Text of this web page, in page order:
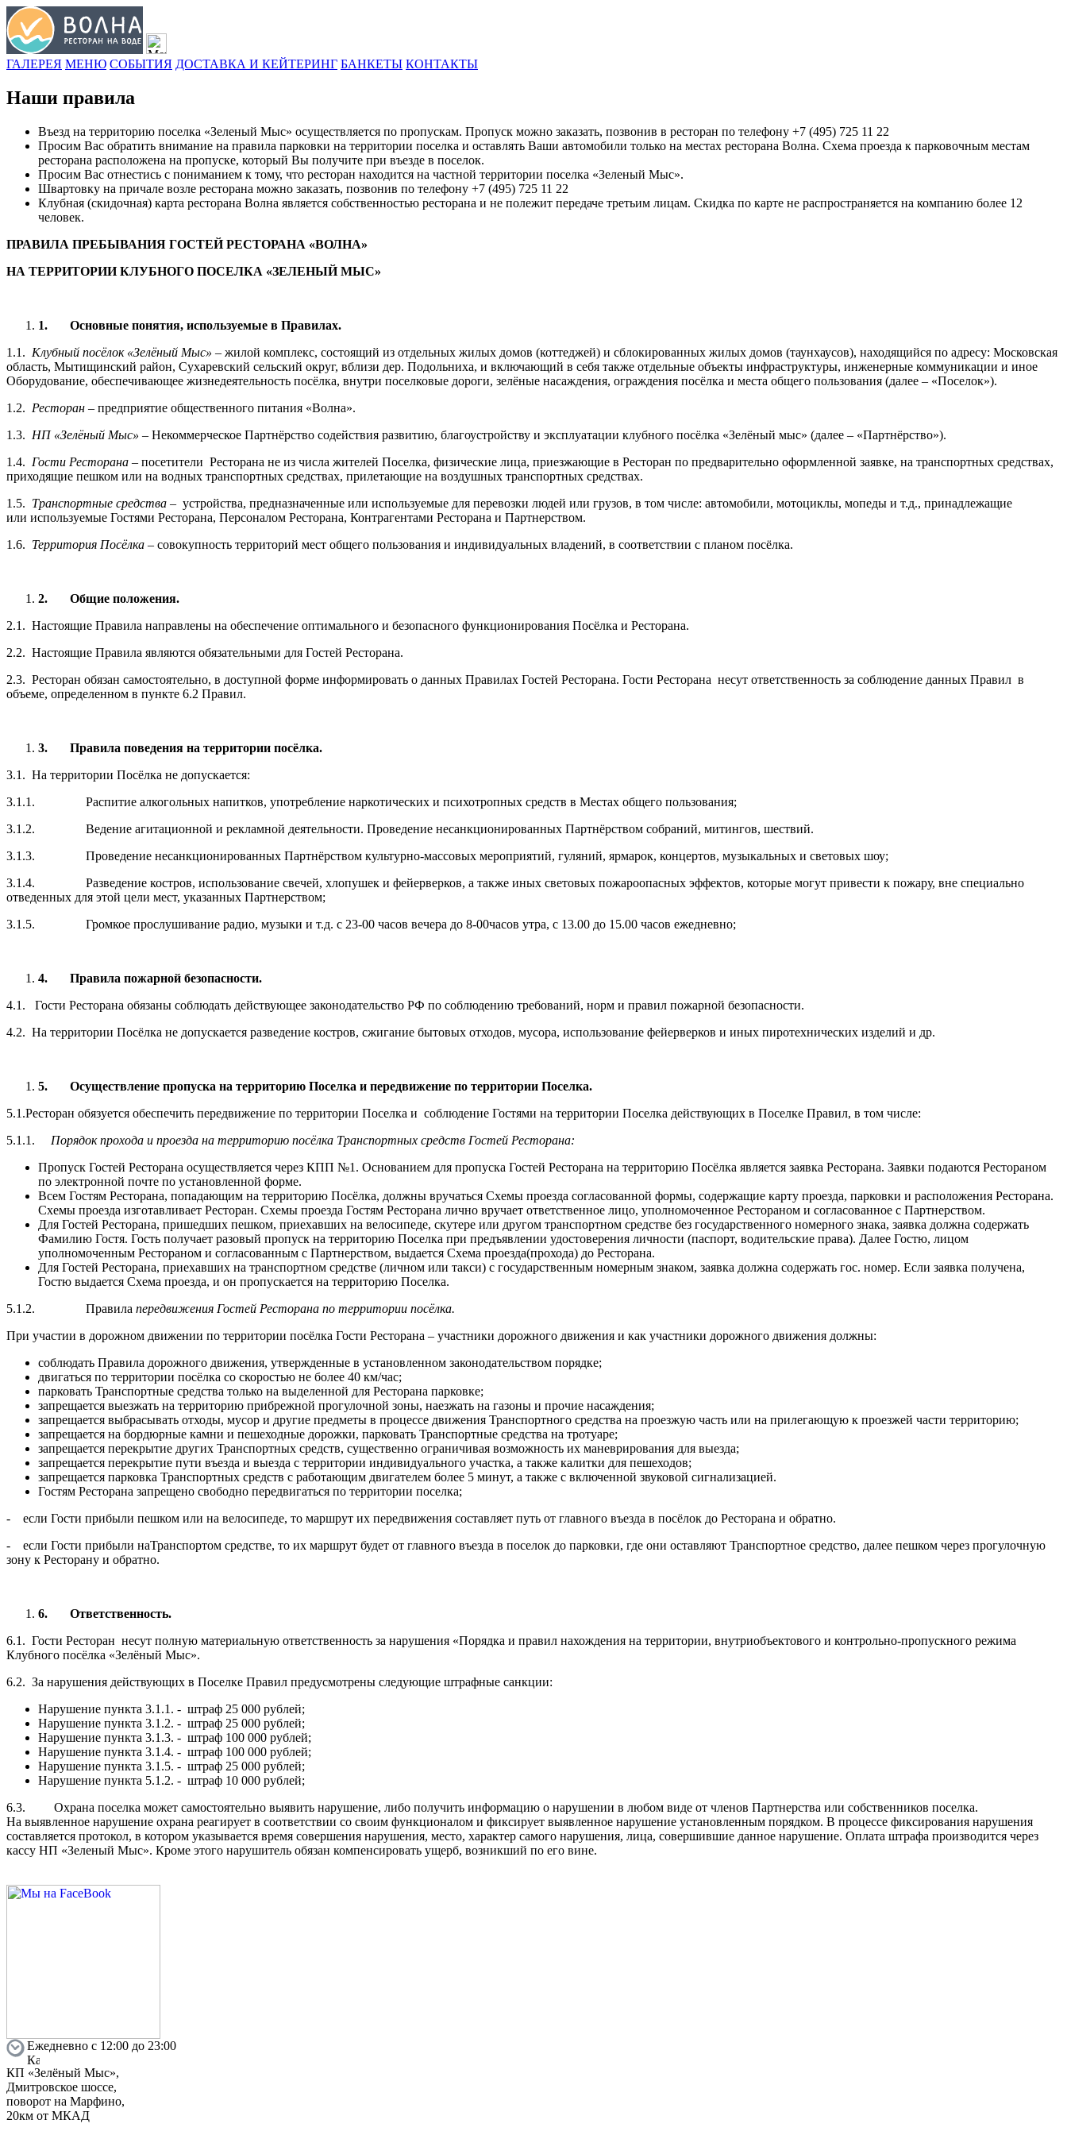
ГАЛЕРЕЯ МЕНЮ СОБЫТИЯ ДОСТАВКА И КЕЙТЕРИНГ БАНКЕТЫ КОНТАКТЫ
Наши правила
Въезд на территорию поселка «Зеленый Мыс» осуществляется по пропускам. Пропуск можно заказать, позвонив в ресторан по телефону +7 (495) 725 11 22
Просим Вас обратить внимание на правила парковки на территории поселка и оставлять Ваши автомобили только на местах ресторана Волна. Схема проезда к парковочным местам
ресторана расположена на пропуске, который Вы получите при въезде в поселок.
Просим Вас отнестись с пониманием к тому, что ресторан находится на частной территории поселка «Зеленый Мыс».
Швартовку на причале возле ресторана можно заказать, позвонив по телефону +7 (495) 725 11 22
Клубная (скидочная) карта ресторана Волна является собственностью ресторана и не полежит передаче третьим лицам. Скидка по карте не распространяется на компанию более 12
человек.
ПРАВИЛА ПРЕБЫВАНИЯ ГОСТЕЙ РЕСТОРАНА «ВОЛНА»
НА ТЕРРИТОРИИ КЛУБНОГО ПОСЕЛКА «ЗЕЛЕНЫЙ МЫС»
1. Основные понятия, используемые в Правилах.
1.1. Клубный посёлок «Зелёный Мыс» – жилой комплекс, состоящий из отдельных жилых домов (коттеджей) и сблокированных жилых домов (таунхаусов), находящийся по адресу: Московская
область, Мытищинский район, Сухаревский сельский округ, вблизи дер. Подольниха, и включающий в себя также отдельные объекты инфраструктуры, инженерные коммуникации и иное
Оборудование, обеспечивающее жизнедеятельность посёлка, внутри поселковые дороги, зелёные насаждения, ограждения посёлка и места общего пользования (далее – «Поселок»).
1.2. Ресторан – предприятие общественного питания «Волна».
1.3. НП «Зелёный Мыс» – Некоммерческое Партнёрство содействия развитию, благоустройству и эксплуатации клубного посёлка «Зелёный мыс» (далее – «Партнёрство»).
1.4. Гости Ресторана – посетители Ресторана не из числа жителей Поселка, физические лица, приезжающие в Ресторан по предварительно оформленной заявке, на транспортных средствах,
приходящие пешком или на водных транспортных средствах, прилетающие на воздушных транспортных средствах.
1.5. Транспортные средства – устройства, предназначенные или используемые для перевозки людей или грузов, в том числе: автомобили, мотоциклы, мопеды и т.д., принадлежащие
или используемые Гостями Ресторана, Персоналом Ресторана, Контрагентами Ресторана и Партнерством.
1.6. Территория Посёлка – совокупность территорий мест общего пользования и индивидуальных владений, в соответствии с планом посёлка.
2. Общие положения.
2.1. Настоящие Правила направлены на обеспечение оптимального и безопасного функционирования Посёлка и Ресторана.
2.2. Настоящие Правила являются обязательными для Гостей Ресторана.
2.3. Ресторан обязан самостоятельно, в доступной форме информировать о данных Правилах Гостей Ресторана. Гости Ресторана несут ответственность за соблюдение данных Правил в
объеме, определенном в пункте 6.2 Правил.
3. Правила поведения на территории посёлка.
3.1. На территории Посёлка не допускается:
3.1.1. Распитие алкогольных напитков, употребление наркотических и психотропных средств в Местах общего пользования;
3.1.2. Ведение агитационной и рекламной деятельности. Проведение несанкционированных Партнёрством собраний, митингов, шествий.
3.1.3. Проведение несанкционированных Партнёрством культурно-массовых мероприятий, гуляний, ярмарок, концертов, музыкальных и световых шоу;
3.1.4. Разведение костров, использование свечей, хлопушек и фейерверков, а также иных световых пожароопасных эффектов, которые могут привести к пожару, вне специально
отведенных для этой цели мест, указанных Партнерством;
3.1.5. Громкое прослушивание радио, музыки и т.д. с 23-00 часов вечера до 8-00часов утра, с 13.00 до 15.00 часов ежедневно;
4. Правила пожарной безопасности.
4.1. Гости Ресторана обязаны соблюдать действующее законодательство РФ по соблюдению требований, норм и правил пожарной безопасности.
4.2. На территории Посёлка не допускается разведение костров, сжигание бытовых отходов, мусора, использование фейерверков и иных пиротехнических изделий и др.
5. Осуществление пропуска на территорию Поселка и передвижение по территории Поселка.
5.1.Ресторан обязуется обеспечить передвижение по территории Поселка и соблюдение Гостями на территории Поселка действующих в Поселке Правил, в том числе:
5.1.1. Порядок прохода и проезда на территорию посёлка Транспортных средств Гостей Ресторана:
Пропуск Гостей Ресторана осуществляется через КПП №1. Основанием для пропуска Гостей Ресторана на территорию Посёлка является заявка Ресторана. Заявки подаются Рестораном
по электронной почте по установленной форме.
Всем Гостям Ресторана, попадающим на территорию Посёлка, должны вручаться Схемы проезда согласованной формы, содержащие карту проезда, парковки и расположения Ресторана.
Схемы проезда изготавливает Ресторан. Схемы проезда Гостям Ресторана лично вручает ответственное лицо, уполномоченное Рестораном и согласованное с Партнерством.
Для Гостей Ресторана, пришедших пешком, приехавших на велосипеде, скутере или другом транспортном средстве без государственного номерного знака, заявка должна содержать
Фамилию Гостя. Гость получает разовый пропуск на территорию Поселка при предъявлении удостоверения личности (паспорт, водительские права). Далее Гостю, лицом
уполномоченным Рестораном и согласованным с Партнерством, выдается Схема проезда(прохода) до Ресторана.
Для Гостей Ресторана, приехавших на транспортном средстве (личном или такси) с государственным номерным знаком, заявка должна содержать гос. номер. Если заявка получена,
Гостю выдается Схема проезда, и он пропускается на территорию Поселка.
5.1.2. Правила передвижения Гостей Ресторана по территории посёлка.
При участии в дорожном движении по территории посёлка Гости Ресторана – участники дорожного движения и как участники дорожного движения должны:
соблюдать Правила дорожного движения, утвержденные в установленном законодательством порядке;
двигаться по территории посёлка со скоростью не более 40 км/час;
парковать Транспортные средства только на выделенной для Ресторана парковке;
запрещается выезжать на территорию прибрежной прогулочной зоны, наезжать на газоны и прочие насаждения;
запрещается выбрасывать отходы, мусор и другие предметы в процессе движения Транспортного средства на проезжую часть или на прилегающую к проезжей части территорию;
запрещается на бордюрные камни и пешеходные дорожки, парковать Транспортные средства на тротуаре;
запрещается перекрытие других Транспортных средств, существенно ограничивая возможность их маневрирования для выезда;
запрещается перекрытие пути въезда и выезда с территории индивидуального участка, а также калитки для пешеходов;
запрещается парковка Транспортных средств с работающим двигателем более 5 минут, а также с включенной звуковой сигнализацией.
Гостям Ресторана запрещено свободно передвигаться по территории поселка;
- если Гости прибыли пешком или на велосипеде, то маршрут их передвижения составляет путь от главного въезда в посёлок до Ресторана и обратно.
- если Гости прибыли наТранспортом средстве, то их маршрут будет от главного въезда в поселок до парковки, где они оставляют Транспортное средство, далее пешком через прогулочную
зону к Ресторану и обратно.
6. Ответственность.
6.1. Гости Ресторан несут полную материальную ответственность за нарушения «Порядка и правил нахождения на территории, внутриобъектового и контрольно-пропускного режима
Клубного посёлка «Зелёный Мыс».
6.2. За нарушения действующих в Поселке Правил предусмотрены следующие штрафные санкции:
Нарушение пункта 3.1.1. - штраф 25 000 рублей;
Нарушение пункта 3.1.2. - штраф 25 000 рублей;
Нарушение пункта 3.1.3. - штраф 100 000 рублей;
Нарушение пункта 3.1.4. - штраф 100 000 рублей;
Нарушение пункта 3.1.5. - штраф 25 000 рублей;
Нарушение пункта 5.1.2. - штраф 10 000 рублей;
6.3. Охрана поселка может самостоятельно выявить нарушение, либо получить информацию о нарушении в любом виде от членов Партнерства или собственников поселка.
На выявленное нарушение охрана реагирует в соответствии со своим функционалом и фиксирует выявленное нарушение установленным порядком. В процессе фиксирования нарушения
составляется протокол, в котором указывается время совершения нарушения, место, характер самого нарушения, лица, совершившие данное нарушение. Оплата штрафа производится через
кассу НП «Зеленый Мыс». Кроме этого нарушитель обязан компенсировать ущерб, возникший по его вине.
Ежедневно с 12:00 до 23:00
КП «Зелёный Мыс»,
Дмитровское шоссе,
поворот на Марфино,
20км от МКАД